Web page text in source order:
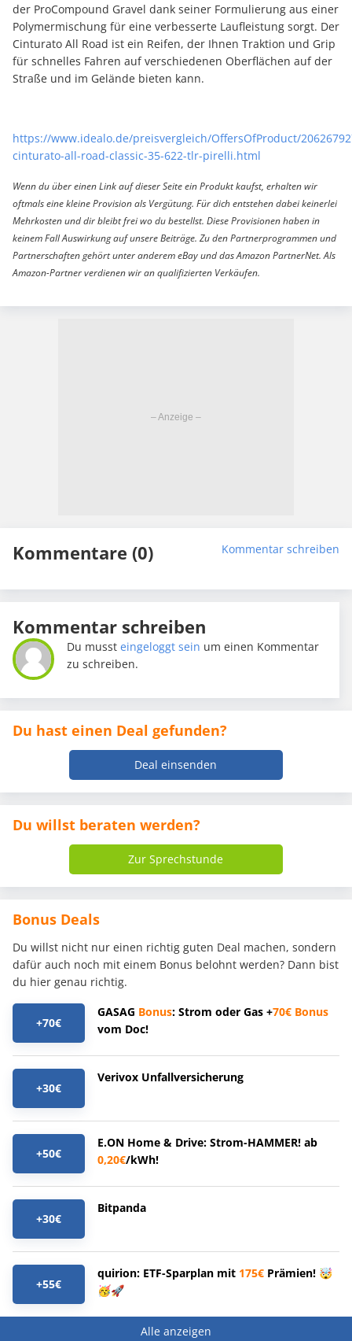
der ProCompound Gravel dank seiner Formulierung aus einer
Polymermischung für eine verbesserte Laufleistung sorgt. Der
Cinturato All Road ist ein Reifen, der Ihnen Traktion und Grip
für schnelles Fahren auf verschiedenen Oberflächen auf der
Straße und im Gelände bieten kann.
https://www.idealo.de/preisvergleich/OffersOfProduct/
cinturato-all-road-classic-35-622-tlr-pirelli.html
Wenn du über einen Link auf dieser Seite ein Produkt kaufst, erhalten wir
oftmals eine kleine Provision als Vergütung. Für dich entstehen dabei keinerlei
Mehrkosten und dir bleibt frei wo du bestellst. Diese Provisionen haben in
keinem Fall Auswirkung auf unsere Beiträge. Zu den Partnerprogrammen und
Partnerschaften gehört unter anderem eBay und das Amazon PartnerNet. Als
Amazon-Partner verdienen wir an qualifizierten Verkäufen.
Kommentare (0) Kommentar schreiben
Kommentar schreiben
Du mussteingeloggt sein um einen Kommentar
zu schreiben.
Du hast einen Deal gefunden?
Deal einsenden
Du willst beraten werden?
Zur Sprechstunde
Bonus Deals
Du willst nicht nur einen richtig guten Deal machen, sondern
dafür auch noch mit einem Bonus belohnt werden? Dann bist
du hier genau richtig.
+70€
GASAG Bonus: Strom oder Gas +70€ Bonus
vom Doc!
+30€
Verivox Unfallversicherung
+50€
E.ON Home & Drive: Strom-HAMMER! ab
0,20€/kWh!
+30€
Bitpanda
+55€
quirion: ETF-Sparplan mit 175€ Prämien! 🤯
🥳🚀
Alle anzeigen